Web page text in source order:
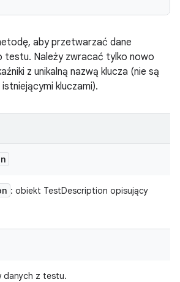
aby przetwarzać dane
testu. Należy zwracać tylko nowo
z unikalną nazwą klucza (nie są
kluczami).
: obiekt TestDescription opisujący
danych z testu.